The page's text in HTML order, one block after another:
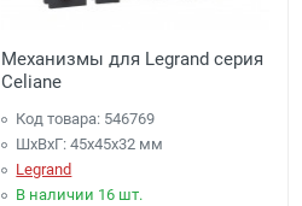
Механизмы для Legrand серия
Celiane
Код товара: 546769
ШхВхГ: 45x45x32 мм
Legrand
В наличии 16 шт.